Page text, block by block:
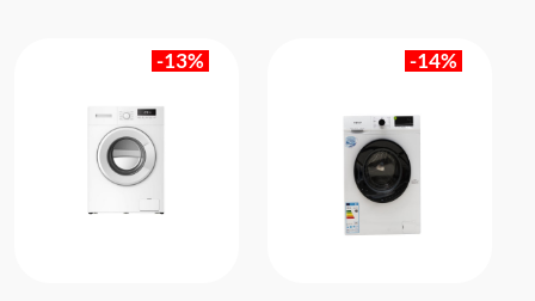
-13% -14%